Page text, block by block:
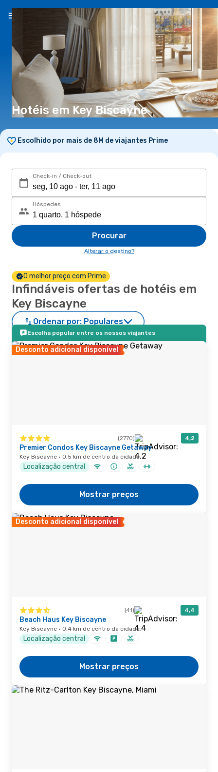
PT(€)
Hotéis em Key Biscayne
Escolhido por mais de 8M de viajantes Prime
Check-in / Check-out
Hóspedes
Procurar
Alterar o destino?
O melhor preço com Prime
Infindáveis ofertas de hotéis em
Key Biscayne
Ordenar por: Populares
Escolha popular entre os nossos viajantes
Desconto adicional disponível
(2770) 4,2
Premier Condos Key Biscayne Getaway
Key Biscayne · 0,5 km de centro da cidade
Localização central
Mostrar preços
Desconto adicional disponível
(41) 4,4
Beach Haus Key Biscayne
Key Biscayne · 0,4 km de centro da cidade
Localização central
Mostrar preços